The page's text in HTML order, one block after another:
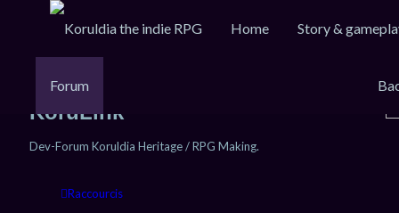
Home Story &
Forum
KoruLink
Dev-Forum Koruldia Heritage / RPG Making.
Raccourcis